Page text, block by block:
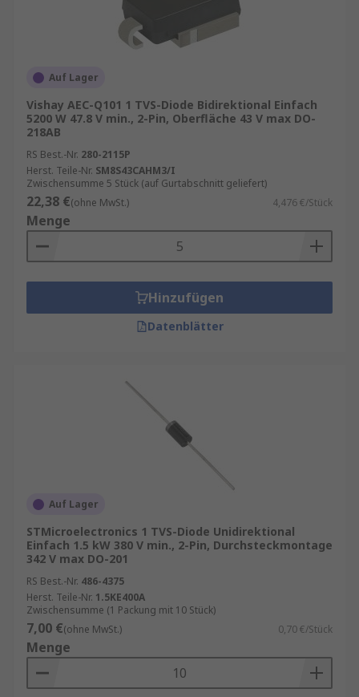
Auf Lager
Vishay AEC-Q101 1 TVS-Diode Bidirektional Einfach
5200 W 47.8 V min., 2-Pin, Oberfläche 43 V max DO-
218AB
RS Best.-Nr. 280-2115P
Herst. Teile-Nr. SM8S43CAHM3/I
Zwischensumme 5 Stück (auf Gurtabschnitt geliefert)
22,38 €(ohne MwSt.) 4,476 €/Stück
Menge
Hinzufügen
Datenblätter
Auf Lager
STMicroelectronics 1 TVS-Diode Unidirektional
Einfach 1.5 kW 380 V min., 2-Pin, Durchsteckmontage
342 V max DO-201
RS Best.-Nr. 486-4375
Herst. Teile-Nr. 1.5KE400A
Zwischensumme (1 Packung mit 10 Stück)
7,00 €(ohne MwSt.) 0,70 €/Stück
Menge